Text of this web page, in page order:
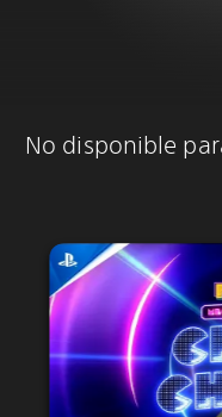
No disponible